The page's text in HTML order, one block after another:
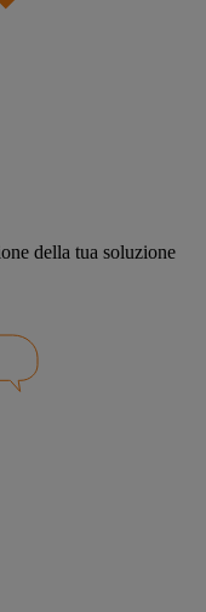
della tua soluzione